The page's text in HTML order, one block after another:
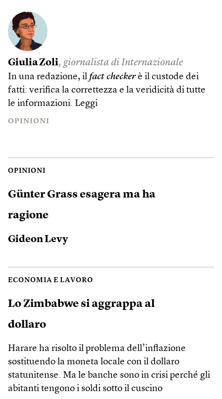
Giulia Zoli, giornalista di Internazionale
In una redazione, il fact check­erè il custode dei
fatti: verifica la correttezza e la veridicità di tutte
le informazioni. Leggi
OPINIONI
OPINIONI
Günter Grass esagera ma ha
ragione
Gideon Levy
ECONOMIA E LAVORO
Lo Zimbabwe si aggrappa al
dollaro
Harare ha risolto il problema dell’inflazione
sostituendo la moneta locale con il dollaro
statunitense. Ma le banche sono in crisi perché gli
abitanti tengono i soldi sotto il cuscino